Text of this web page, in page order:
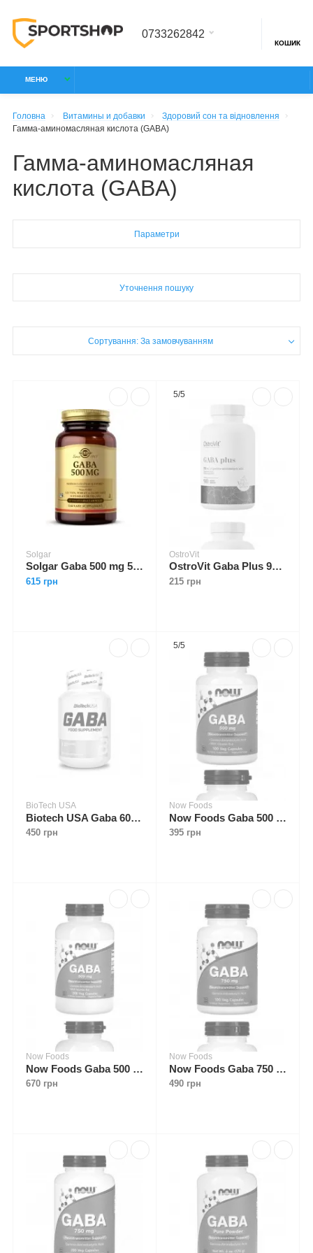
0733262842
КОШИК
МЕНЮ
Головна Витамины и добавки
Здоровий сон та відновлення
Гамма-аминомасляная кислота (GABA)
Гамма-аминомасляная
кислота (GABA)
Параметри
Уточнення пошуку
Сортування: За замовчуванням
Solgar
Solgar Gaba 500 mg 50 caps
615 грн
5/5
OstroVit
OstroVit Gaba Plus 90 tabs
215 грн
BioTech USA
Biotech USA Gaba 60 caps
450 грн
5/5
Now Foods
Now Foods Gaba 500 mg 100 caps
395 грн
Now Foods
Now Foods Gaba 500 mg 200 caps
670 грн
Now Foods
Now Foods Gaba 750 mg 100 caps
490 грн